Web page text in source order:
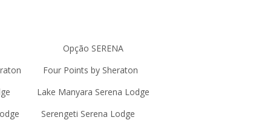
SERENA
Points by Sheraton
Lake Manyara Serena Lodge
Serena Lodge